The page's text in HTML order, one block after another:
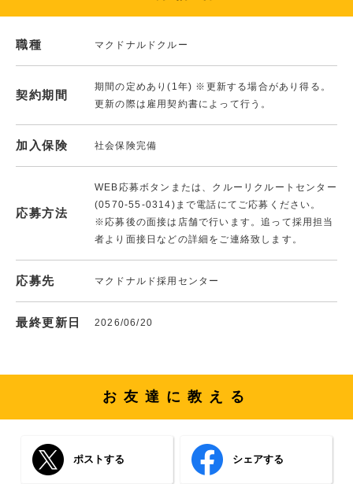
職種 マクドナルドクルー
契約期間
期間の定めあり(1年) ※更新する場合があり得る。
更新の際は雇用契約書によって行う。
加入保険 社会保険完備
応募方法
WEB応募ボタンまたは、クルーリクルートセンター
(0570-55-0314)まで電話にてご応募ください。
※応募後の面接は店舗で行います。追って採用担当
者より面接日などの詳細をご連絡致します。
応募先 マクドナルド採用センター
最終更新日 2026/06/20
お友達に教える
ポストする シェアする